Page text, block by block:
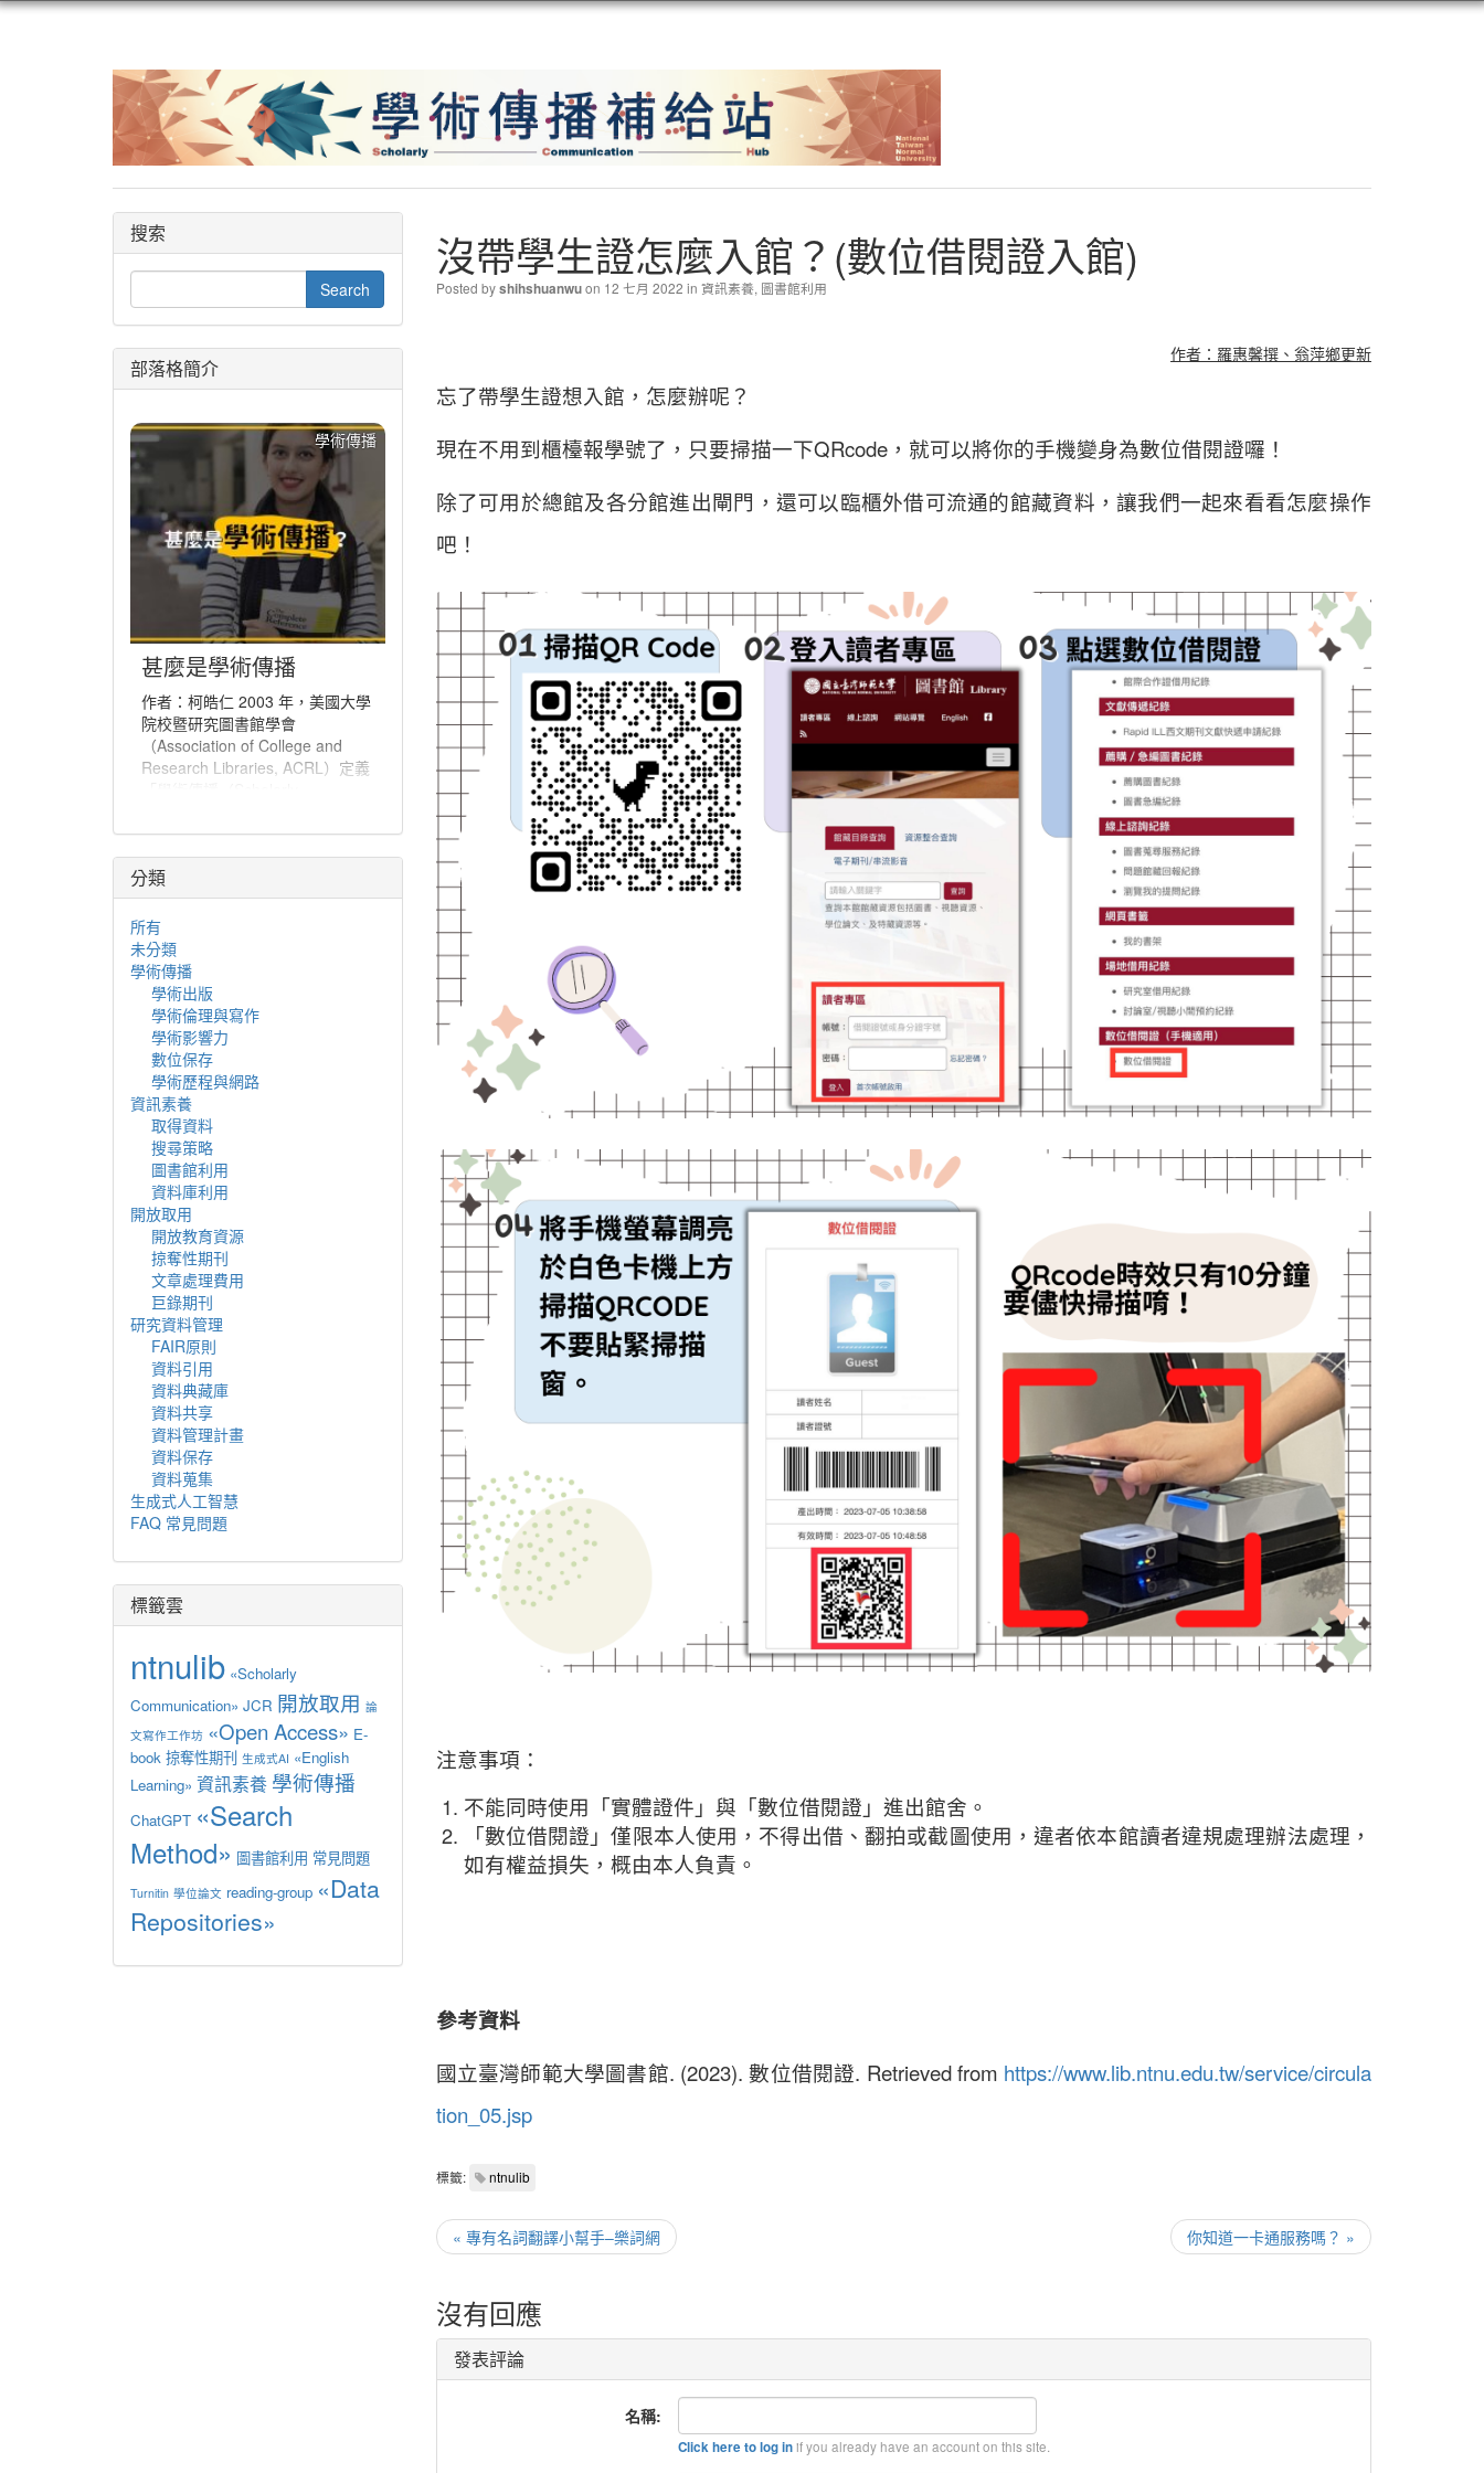
沒帶學生證怎麼入館？(數位借閱證入館)
Posted byshihshuanwuon 12 七月 2022 in 資訊素養, 圖書館利用
作者：羅惠馨撰、翁萍鄉更新
忘了帶學生證想入館，怎麼辦呢？
現在不用到櫃檯報學號了，只要掃描一下QRcode，就可以將你的手機變身為數位借閱證囉！
除了可用於總館及各分館進出閘門，還可以臨櫃外借可流通的館藏資料，讓我們一起來看看怎麼操作
吧！
注意事項：
不能同時使用「實體證件」與「數位借閱證」進出館舍。
「數位借閱證」僅限本人使用，不得出借、翻拍或截圖使用，違者依本館讀者違規處理辦法處理，
如有權益損失，概由本人負責。
參考資料
國立臺灣師範大學圖書館. (2023). 數位借閱證. Retrieved from https://www.lib.ntnu.edu.tw/service/circula
tion_05.jsp
標籤: ntnulib
« 專有名詞翻譯小幫手–樂詞網 你知道一卡通服務嗎？ »
沒有回應
發表評論
名稱:
Click here to log inif you already have an account on this site.
搜索
部落格簡介
學術傳播
甚麼是學術傳播
作者：柯皓仁 2003 年，美國大學
院校暨研究圖書館學會
（Association of College and
Research Libraries, ACRL）定義
統，經由該系統創建研究和其他學
術著作、評估品質、傳播於學術社
群、並保存以備未來所使用」。學
術傳播也可說是學者分享與出版研
究發現、使研究發現能夠廣為學術
社群或更多人能取得的程序。
分類
所有
未分類
學術傳播
學術出版
學術倫理與寫作
學術影響力
數位保存
學術歷程與網路
資訊素養
取得資料
搜尋策略
圖書館利用
資料庫利用
開放取用
開放教育資源
掠奪性期刊
文章處理費用
巨錄期刊
研究資料管理
FAIR原則
資料引用
資料典藏庫
資料共享
資料管理計畫
資料保存
資料蒐集
生成式人工智慧
FAQ 常見問題
標籤雲
ntnulib «Scholarly
Communication» JCR 開放取用 論
文寫作工作坊 «Open Access» E-
book 掠奪性期刊 生成式AI «English
Learning» 資訊素養 學術傳播
ChatGPT «Search
Method» 圖書館利用 常見問題
Turnitin 學位論文 reading-group «Data
Repositories»